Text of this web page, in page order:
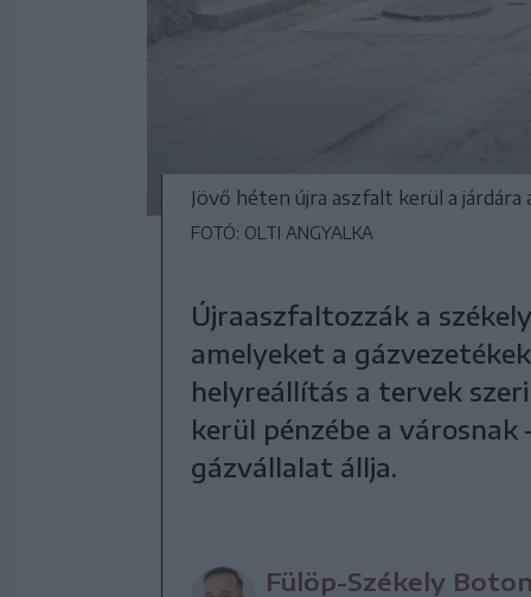
Jövő héten újra aszfalt kerül a járdára
FOTÓ: OLTI ANGYALKA
Újraaszfaltozzák a
amelyeket a
helyreállítás a tervek
kerül pénzébe a városnak
gázvállalat állja.
Fülöp-Székely